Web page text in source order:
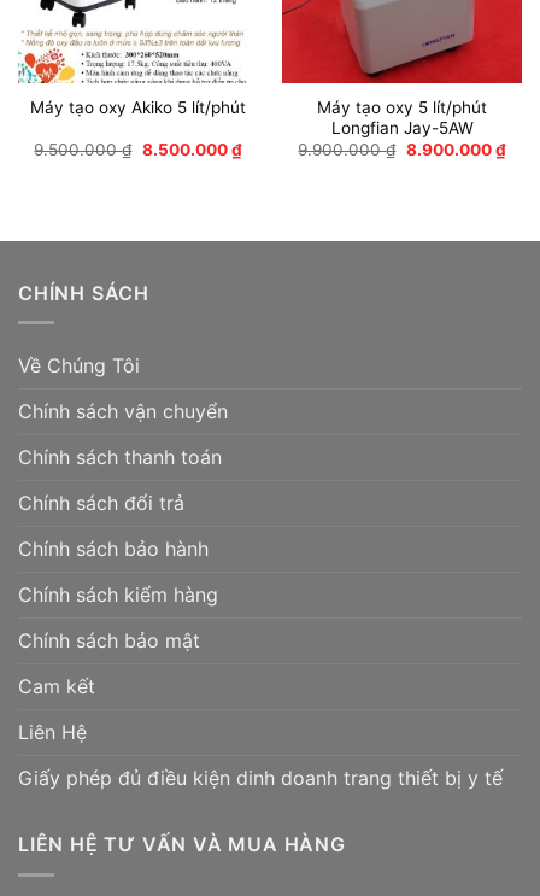
Máy tạo oxy Akiko 5 lít/phút
9.500.000₫ Giá
8.500.000₫Giá
hiện
Máy tạo oxy 5 lít/phút
Longfian Jay-5AW
9.900.000₫ Giá
8.900.000₫Giá
hiện
CHÍNH SÁCH
Về Chúng Tôi
Chính sách vận chuyển
Chính sách thanh toán
Chính sách đổi trả
Chính sách bảo hành
Chính sách kiểm hàng
Chính sách bảo mật
Cam kết
Liên Hệ
Giấy phép đủ điều kiện dinh doanh trang thiết bị y tế
LIÊN HỆ TƯ VẤN VÀ MUA HÀNG